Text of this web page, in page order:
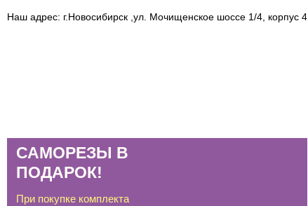
Наш адрес: г.Новосибирск ,ул. Мочищенское шоссе 1/4, корпус 4
САМОРЕЗЫ В
ПОДАРОК!
При покупке комплекта